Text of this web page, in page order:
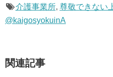
介護事業所, 尊敬できない
@kaigosyokuinA
関連記事